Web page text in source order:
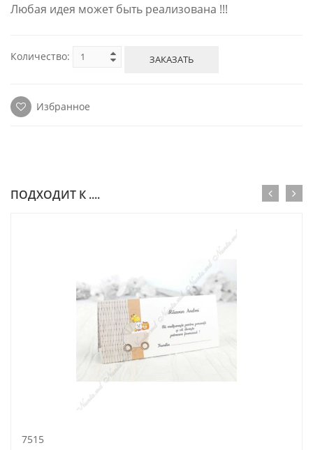
Любая идея может быть реализована !!!
Количество: ЗАКАЗАТЬ
Избранное
ПОДХОДИТ К ....
7515